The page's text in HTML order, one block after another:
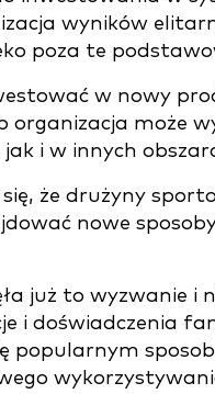
wyników
poza te
w nowy
organizacja może
i w innych
że drużyny
nowe
już to wyzwanie i
i doświadczenia
popularnym